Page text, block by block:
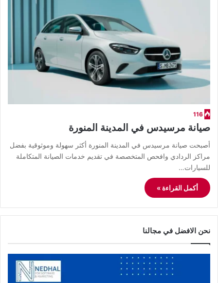
116
صيانة مرسيدس في المدينة المنورة
أصبحت صيانة مرسيدس في المدينة المنورة أكثر سهولة وموثوقية بفضل
مراكز الردادي وافحص المتخصصة في تقديم خدمات الصيانة المتكاملة
للسيارات…
أكمل القراءة »
نحن الافضل في مجالنا